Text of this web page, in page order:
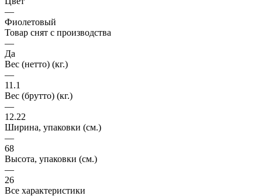
—
Фиолетовый
Товар снят с производства
—
Да
Вес (нетто) (кг.)
—
11.1
Вес (брутто) (кг.)
—
12.22
Ширина, упаковки (cм.)
—
68
Высота, упаковки (cм.)
—
26
Все характеристики